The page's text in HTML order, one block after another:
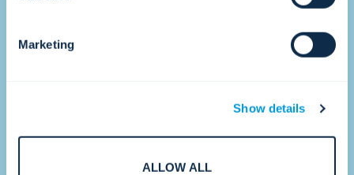
Marketing
Show details
ALLOW ALL